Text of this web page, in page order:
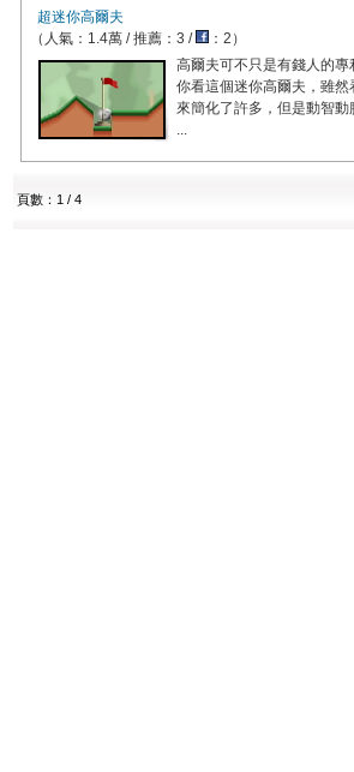
超迷你高爾夫
（人氣：1.4萬 / 推薦：3 /
：2）
高爾夫可不只是有錢人的專
你看這個迷你高爾夫，雖然
來簡化了許多，但是動智動
...
頁數：1 / 4